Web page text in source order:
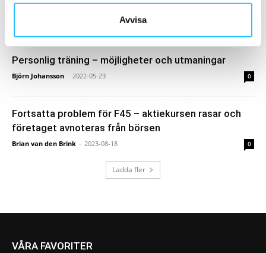
Avvisa
Fresh Fitness blir SATS BASE
Personlig träning – möjligheter och utmaningar
Björn Johansson - 2022-05-23 0
Fortsatta problem för F45 – aktiekursen rasar och
företaget avnoteras från börsen
Brian van den Brink - 2023-08-18 0
Ladda fler
VÅRA FAVORITER